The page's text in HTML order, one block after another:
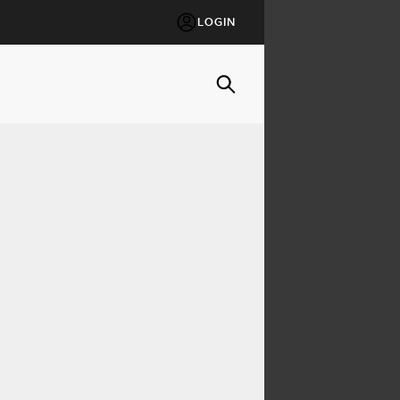
LOGIN